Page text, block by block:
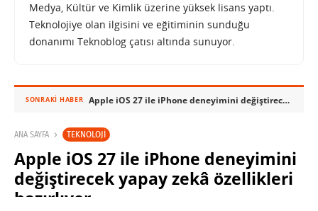
Medya, Kültür ve Kimlik üzerine yüksek lisans yaptı.
Teknolojiye olan ilgisini ve eğitiminin sunduğu
donanımı Teknoblog çatısı altında sunuyor.
SONRAKI HABER Apple iOS 27 ile iPhone deneyimini değiştirecek yapay zekâ özellikleri hazırlıyor
ANA SAYFA TEKNOLOJI
Apple iOS 27 ile iPhone deneyimini
değiştirecek yapay zekâ özellikleri
hazırlıyor